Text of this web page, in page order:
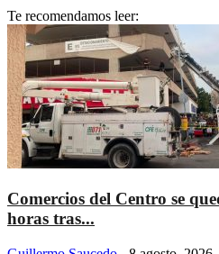
Te recomendamos leer:
Comercios del Centro se
horas tras...